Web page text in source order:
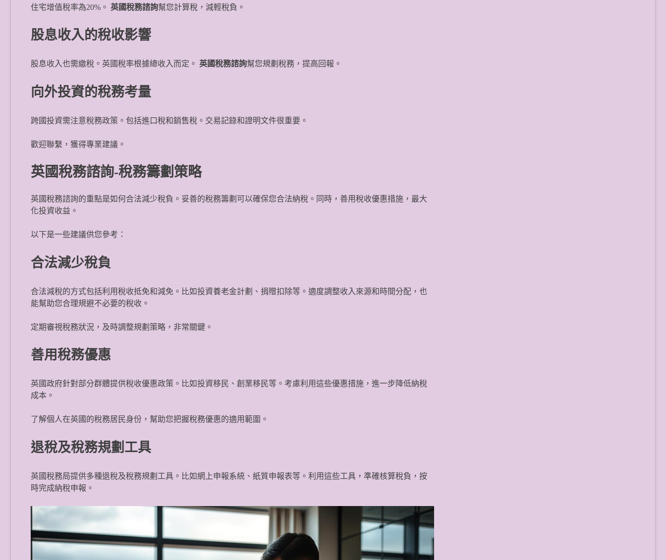
住宅增值稅率為20%。 英國稅務諮詢幫您計算稅，減輕稅負。
股息收入的稅收影響
股息收入也需繳稅。英國稅率根據總收入而定。 英國稅務諮詢幫您規劃稅務，提高回報。
向外投資的稅務考量
跨國投資需注意稅務政策。包括進口稅和銷售稅。交易記錄和證明文件很重要。
歡迎聯繫，獲得專業建議。
英國稅務諮詢-稅務籌劃策略
英國稅務諮詢的重點是如何合法減少稅負。妥善的稅務籌劃可以確保您合法納稅。同時，善用稅收優惠措施，最大
化投資收益。
以下是一些建議供您參考：
合法減少稅負
合法減稅的方式包括利用稅收抵免和減免。比如投資養老金計劃、捐贈扣除等。適度調整收入來源和時間分配，也
能幫助您合理規避不必要的稅收。
定期審視稅務狀況，及時調整規劃策略，非常關鍵。
善用稅務優惠
英國政府針對部分群體提供稅收優惠政策。比如投資移民、創業移民等。考慮利用這些優惠措施，進一步降低納稅
成本。
了解個人在英國的稅務居民身份，幫助您把握稅務優惠的適用範圍。
退稅及稅務規劃工具
英國稅務局提供多種退稅及稅務規劃工具。比如網上申報系統、紙質申報表等。利用這些工具，準確核算稅負，按
時完成納稅申報。